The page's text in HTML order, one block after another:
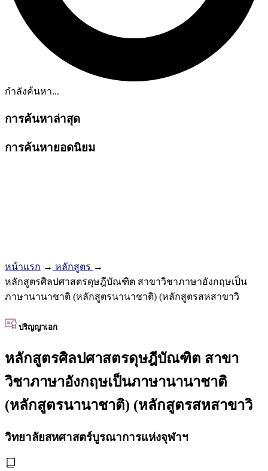
กำลังค้นหา...
การค้นหาล่าสุด
การค้นหายอดนิยม
หน้าแรก → หลักสูตร →
หลักสูตรศิลปศาสตรดุษฎีบัณฑิต สาขาวิชาภาษาอังกฤษเป็น
ภาษานานาชาติ (หลักสูตรนานาชาติ) (หลักสูตรสหสาขาวิ
ปริญญาเอก
หลักสูตรศิลปศาสตรดุษฎีบัณฑิต สาขา
วิชาภาษาอังกฤษเป็นภาษานานาชาติ
(หลักสูตรนานาชาติ) (หลักสูตรสหสาขาวิ
วิทยาลัยสหศาสตร์บูรณาการแห่งจุฬาฯ